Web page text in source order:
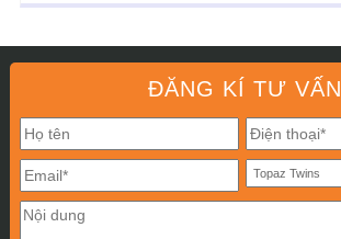
ĐĂNG KÍ TƯ VẤN